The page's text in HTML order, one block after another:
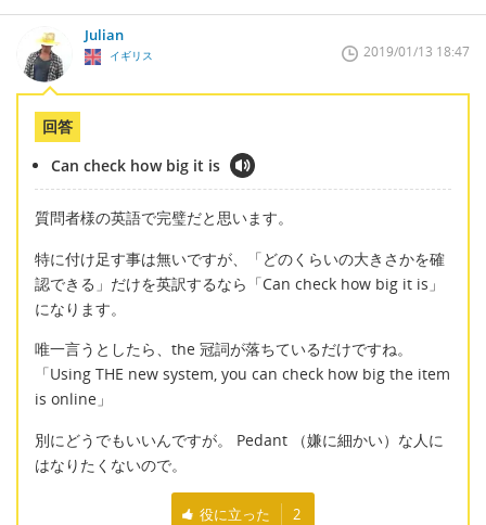
Julian
イギリス 2019/01/13 18:47
回答
Can check how big it is
質問者様の英語で完璧だと思います。
特に付け足す事は無いですが、「どのくらいの大きさかを確
認できる」だけを英訳するなら「Can check how big it is」
になります。
唯一言うとしたら、the 冠詞が落ちているだけですね。
「Using THE new system, you can check how big the item
is online」
別にどうでもいいんですが。 Pedant （嫌に細かい）な人に
はなりたくないので。
役に立った 2